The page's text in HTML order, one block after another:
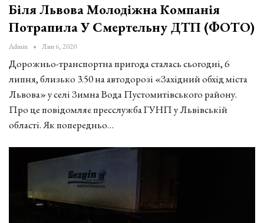
Біля Львова Молодіжна Компанія
Потрапила У Смертельну ДТП (ФОТО)
Admin Лип 6, 2020
Дорожньо-транспортна пригода сталась сьогодні, 6
липня, близько 3.50 на автодорозі «Західний обхід міста
Львова» у селі Зимна Вода Пустомитівського району.
Про це повідомляє пресслужба ГУНП у Львівській
області. Як попередньо…